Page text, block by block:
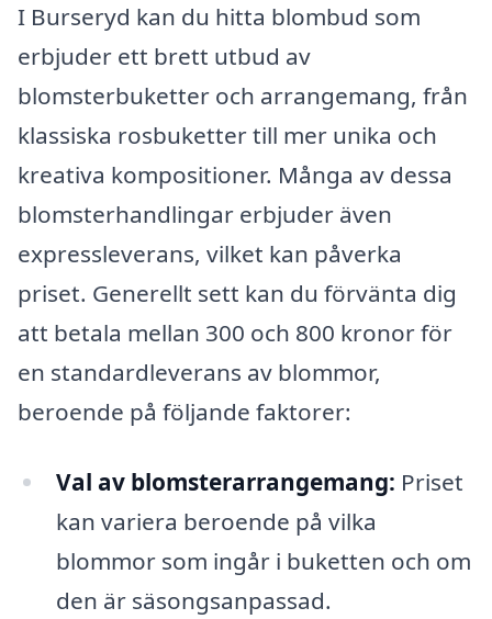
I Burseryd kan du hitta blombud som
erbjuder ett brett utbud av
blomsterbuketter och arrangemang, från
klassiska rosbuketter till mer unika och
kreativa kompositioner. Många av dessa
blomsterhandlingar erbjuder även
expressleverans, vilket kan påverka
priset. Generellt sett kan du förvänta dig
att betala mellan 300 och 800 kronor för
en standardleverans av blommor,
beroende på följande faktorer:
Val av blomsterarrangemang: Priset
kan variera beroende på vilka
blommor som ingår i buketten och om
den är säsongsanpassad.